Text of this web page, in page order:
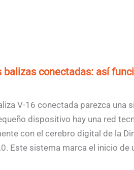
conectadas: así
V-16 conectada parezca una
dispositivo hay una red
con el cerebro digital de la
Este sistema marca el inicio de